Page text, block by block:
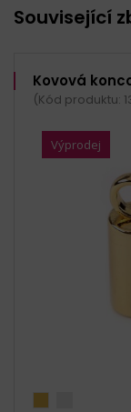
Související
Kovová
(Kód produktu:
Výprodej